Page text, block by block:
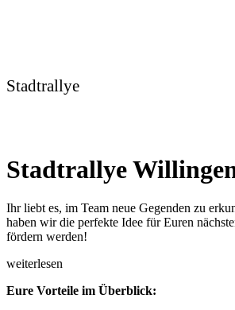
Stadtrallye
Stadtrallye
Ihr liebt es, im Team neue Gegenden zu
haben wir die perfekte Idee für Euren
fördern werden!
weiterlesen
Eure Vorteile im Überblick: